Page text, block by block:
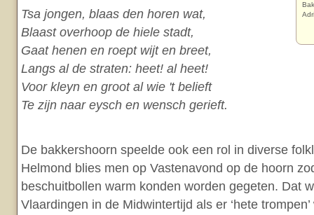
Tsa jongen, blaas den horen wat,
Blaast overhoop de hiele stadt,
Gaat henen en roept wijt en breet,
Langs al de straten: heet! al heet!
Voor kleyn en groot al wie 't belieft
Te zijn naar eysch en wensch gerieft.
De bakkershoorn speelde ook een rol in diverse
Helmond blies men op Vastenavond op de hoorn
beschuitbollen warm konden worden gegeten. Dat
Vlaardingen in de Midwintertijd als er ‘hete